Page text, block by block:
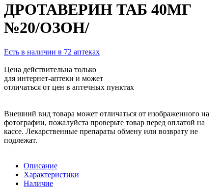
ДРОТАВЕРИН ТАБ 40МГ
№20/ОЗОН/
Есть в наличии в 72 аптеках
Цена действительна только
для интернет-аптеки и может
отличаться от цен в аптечных пунктах
Внешний вид товара может отличаться от изображенного на
фотографии, пожалуйста проверьте товар перед оплатой на
кассе. Лекарственные препараты обмену или возврату не
подлежат.
Описание
Характеристики
Наличие